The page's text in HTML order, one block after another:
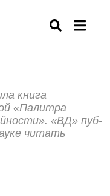
книга
«Палитра
«ВД» пуб­
читать